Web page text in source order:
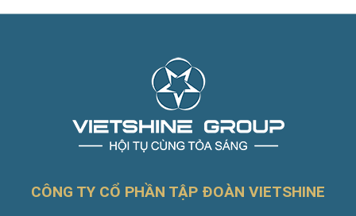
CÔNG TY CỔ PHẦN TẬP ĐOÀN VIETSHINE